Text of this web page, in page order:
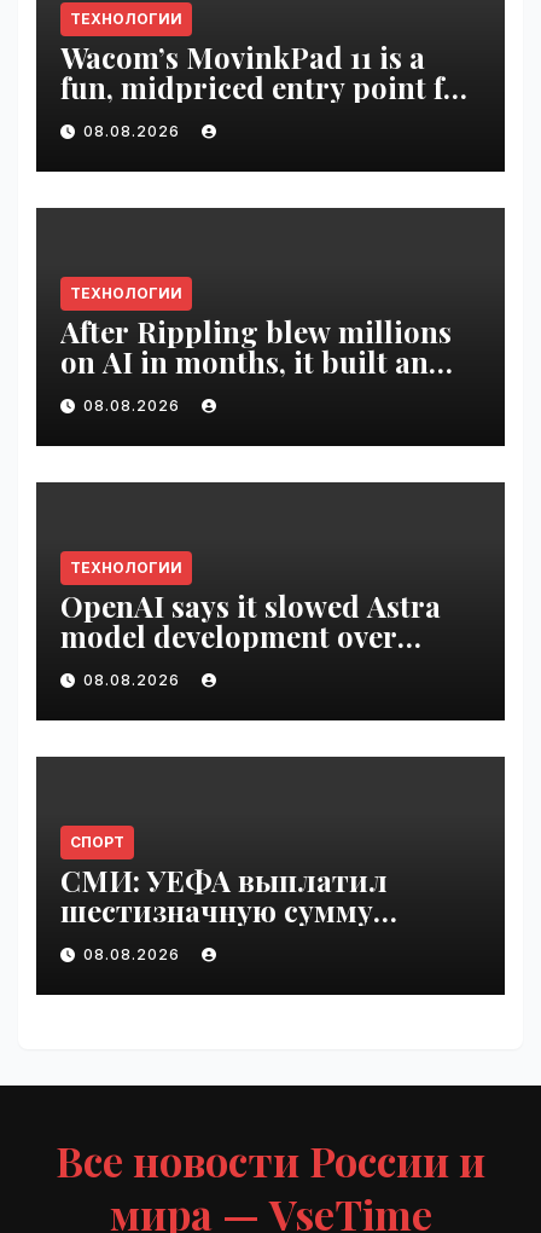
ТЕХНОЛОГИИ
Wacom’s MovinkPad 11 is a
fun, midpriced entry point for
digital artists | VseTime.ru
08.08.2026
ТЕХНОЛОГИИ
After Rippling blew millions
on AI in months, it built an
employee ROI tool |
VseTime.ru
08.08.2026
ТЕХНОЛОГИИ
OpenAI says it slowed Astra
model development over
security concerns | VseTime.ru
08.08.2026
СПОРТ
СМИ: УЕФА выплатил
шестизначную сумму
любовнице Инфантино |
VseTime.ru
08.08.2026
Все новости России и
мира — VseTime